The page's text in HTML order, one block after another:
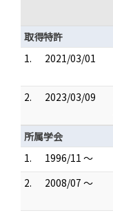
取得特許
1.
2021/03/01
2.
2023/03/09
所属学会
1.
1996/11 ～
2.
2008/07 ～